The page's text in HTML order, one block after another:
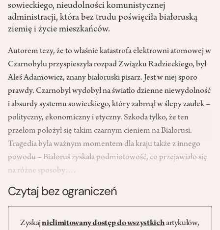
sowieckiego, nieudolności komunistycznej
administracji, która bez trudu poświęciła białoruską
ziemię i życie mieszkańców.
Autorem tezy, że to właśnie katastrofa elektrowni atomowej w
Czarnobylu przyspieszyła rozpad Związku Radzieckiego, był
Aleś Adamowicz, znany białoruski pisarz. Jest w niej sporo
prawdy. Czarnobyl wydobył na światło dzienne niewydolność
i absurdy systemu sowieckiego, który zabrnął w ślepy zaułek –
polityczny, ekonomiczny i etyczny. Szkoda tylko, że ten
przełom położył się takim czarnym cieniem na Białorusi.
Tragedia była ważnym momentem dla kraju także z innego
powodu – Białoruś zyskała podmiotowość, co przejawiało się
na różne sposoby….
Czytaj bez ograniczeń
Zyskajnielimitowany dostęp do wszystkichartykułów,